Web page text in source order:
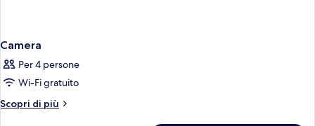
Camera
Per 4 persone
Wi-Fi gratuito
Scopri di più
Altri